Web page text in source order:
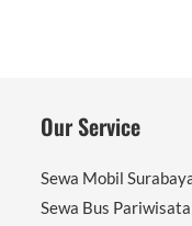
Our Service
Sewa Mobil
Sewa Bus